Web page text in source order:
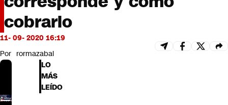
CNN tiempo
Futuro 360
Opinión
cobrarlo
11- 09- 2020 16:19
Por rormazabal
LO
MÁS
LEÍDO